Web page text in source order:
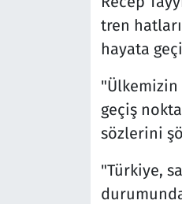
tren
hayata
"Ülkemizin
geçiş
sözlerini
"Türkiye,